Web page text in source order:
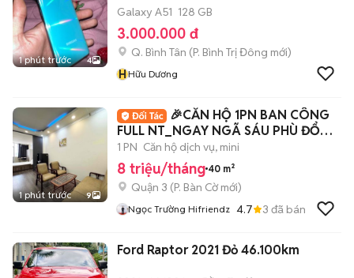
1 phút trước 4
Galaxy A51 128 GB
3.000.000 đ
Q. Bình Tân (P. Bình Trị Đông mới)
HHữu Dương
1 phút trước 9
🎉CĂN HỘ 1PN BAN CÔNG
FULL NT_NGAY NGÃ SÁU PHÙ ĐỔNG
Q1
1 PN Căn hộ dịch vụ, mini
8 triệu/tháng 40 m²
Quận 3 (P. Bàn Cờmới)
Ngọc Trường Hifriendz 4.7 3 đã bán
Ford Raptor 2021 Đỏ 46.100km